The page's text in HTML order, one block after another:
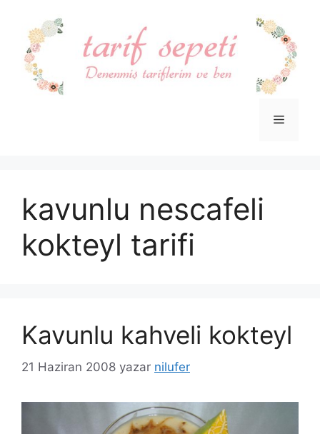
Menü
kavunlu nescafeli
kokteyl tarifi
Kavunlu kahveli kokteyl
21 Haziran 2008 yazar nilufer